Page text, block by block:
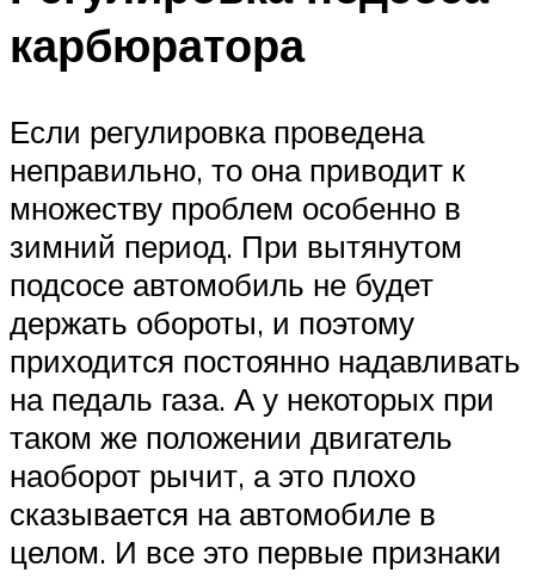
карбюратора
Если регулировка проведена
неправильно, то она приводит к
множеству проблем особенно в
зимний период. При вытянутом
подсосе автомобиль не будет
держать обороты, и поэтому
приходится постоянно надавливать
на педаль газа. А у некоторых при
таком же положении двигатель
наоборот рычит, а это плохо
сказывается на автомобиле в
целом. И все это первые признаки